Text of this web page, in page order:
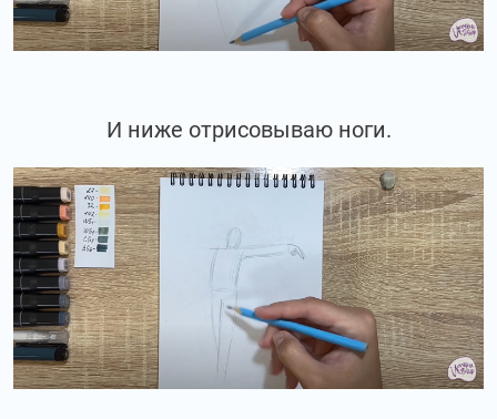
И ниже отрисовываю ноги.